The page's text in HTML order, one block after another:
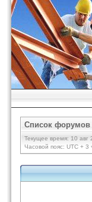
Список форумов
Текущее время: 10 авг
Часовой пояс: UTC + 3